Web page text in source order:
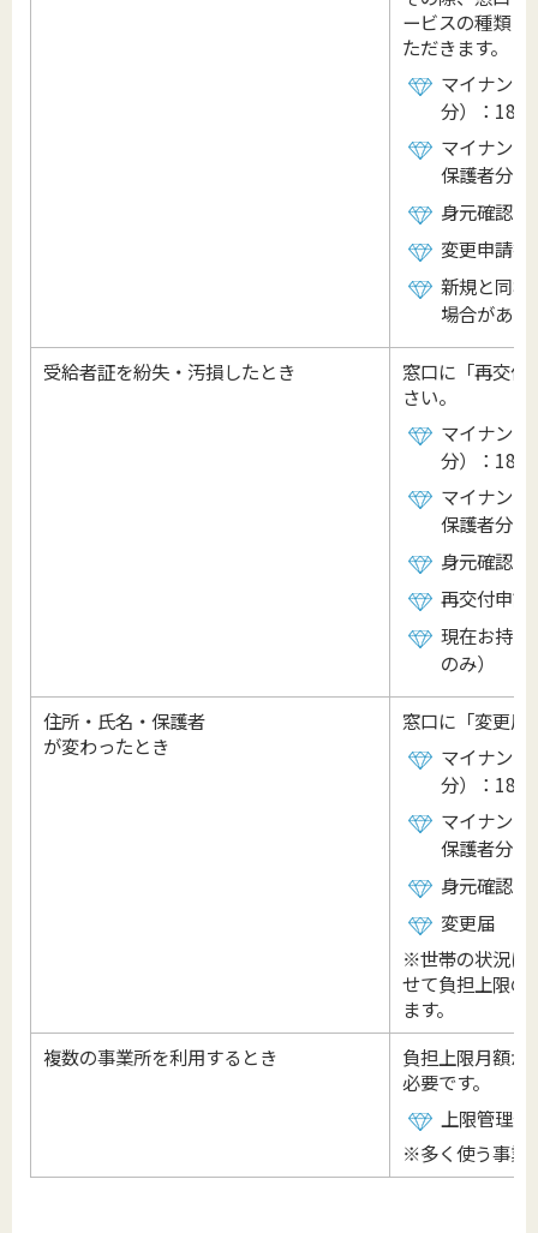
ービスの種類・
ただきます。
マイナンバ
分）：18
マイナンバ
保護者分）
身元確認が
変更申請書
新規と同様
場合があり
受給者証を紛失・汚損したとき
窓口に「再交付
さい。
マイナンバ
分）：18
マイナンバ
保護者分）
身元確認が
再交付申請
現在お持ち
のみ）
住所・氏名・保護者
が変わったとき
窓口に「変更届
マイナンバ
分）：18
マイナンバ
保護者分）
身元確認が
変更届
※世帯の状況に
せて負担上限の
ます。
複数の事業所を利用するとき
負担上限月額が
必要です。
上限管理
※多く使う事業